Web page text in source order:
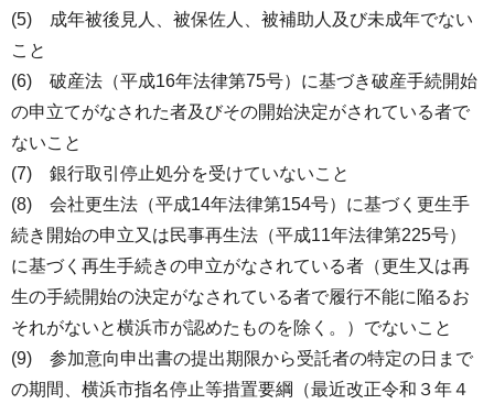
(5) 成年被後見人、被保佐人、被補助人及び未成年でない
こと
(6) 破産法（平成16年法律第75号）に基づき破産手続開始
の申立てがなされた者及びその開始決定がされている者で
ないこと
(7) 銀行取引停止処分を受けていないこと
(8) 会社更生法（平成14年法律第154号）に基づく更生手
続き開始の申立又は民事再生法（平成11年法律第225号）
に基づく再生手続きの申立がなされている者（更生又は再
生の手続開始の決定がなされている者で履行不能に陥るお
それがないと横浜市が認めたものを除く。）でないこと
(9) 参加意向申出書の提出期限から受託者の特定の日まで
の期間、横浜市指名停止等措置要綱（最近改正令和３年４